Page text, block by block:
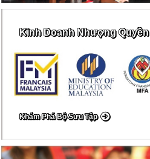
Kinh Doanh Nhượng Quyền
Khám Phá Bộ Sưu Tập